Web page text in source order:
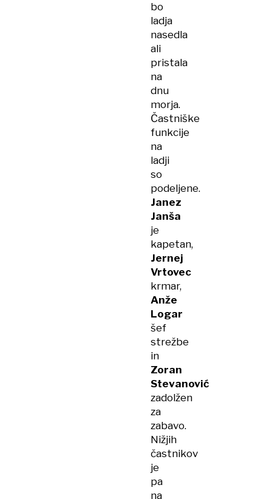
bo
ladja
nasedla
ali
pristala
na
dnu
morja.
Častniške
funkcije
na
ladji
so
podeljene.
Janez
Janša
je
kapetan,
Jernej
Vrtovec
krmar,
Anže
Logar
šef
strežbe
in
Zoran
Stevanović
zadolžen
za
zabavo.
Nižjih
častnikov
je
pa
na